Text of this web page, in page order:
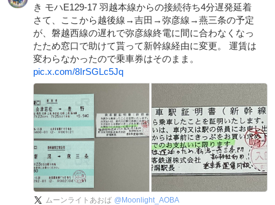
き モハE129-17 羽越本線からの接続待ち4分遅発延着
さて、ここから越後線→吉田→弥彦線→燕三条の予定
が、磐越西線の遅れで弥彦線終電に間に合わなくなっ
たため窓口で助けて貰って新幹線経由に変更。 運賃は
変わらなかったので乗車券はそのまま。
pic.x.com/8IrSGLc5Jq
ムーンライトあおば @ Moonlight_AOBA